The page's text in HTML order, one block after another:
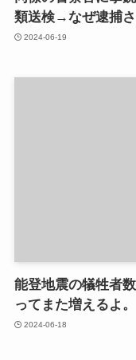
類送検→なぜ逮捕
2024-06-19
能登地震の犠牲者
ってまた増えるよ。
2024-06-18